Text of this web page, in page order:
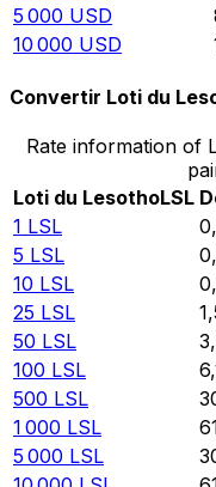
5 000 USD
10 000 USD
Convertir Loti du
Rate information of
Loti du LesothoLSL
1 LSL
5 LSL
10 LSL
25 LSL
50 LSL
100 LSL
500 LSL
1 000 LSL
5 000 LSL